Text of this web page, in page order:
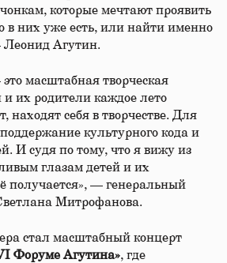
которые мечтают проявить
в них уже есть, или найти именно
Леонид Агутин.
масштабная творческая
их родители каждое лето
находят себя в творчестве. Для
культурного кода и
И судя по тому, что я вижу из
глазам детей и их
получается», — генеральный
Митрофанова.
стал масштабный концерт
Форуме Агутина», где